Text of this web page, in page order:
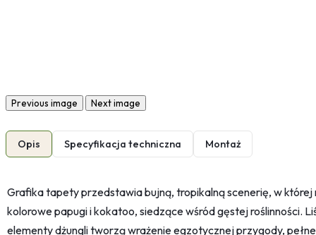
Previous image Next image
Opis Specyfikacja techniczna Montaż
Grafika tapety przedstawia bujną, tropikalną scenerię, w której
kolorowe papugi i kokatoo, siedzące wśród gęstej roślinności.
elementy dżungli tworzą wrażenie egzotycznej przygody,